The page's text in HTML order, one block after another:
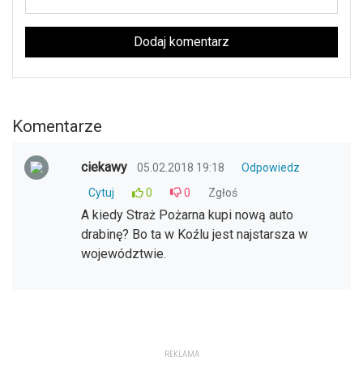
Dodaj komentarz
Komentarze
ciekawy 05.02.2018 19:18
Odpowiedz
Cytuj
0 0 Zgłoś
A kiedy Straż Pożarna kupi nową auto
drabinę? Bo ta w Koźlu jest najstarsza w
województwie.
REKLAMA